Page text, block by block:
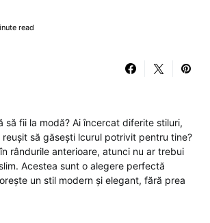
read
să fii la modă? Ai încercat diferite stiluri,
să găsești lcurul potrivit pentru tine?
rândurile anterioare, atunci nu ar trebui
Acestea sunt o alegere perfectă
un stil modern și elegant, fără prea